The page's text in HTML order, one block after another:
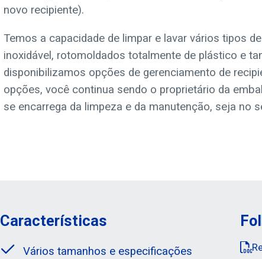
novo recipiente).
Temos a capacidade de limpar e lavar vários tipos
inoxidável, rotomoldados totalmente de plástico e
disponibilizamos opções de gerenciamento de
opções, você continua sendo o proprietário da
se encarrega da limpeza e da manutenção, seja no
Características
Vários tamanhos e especificações